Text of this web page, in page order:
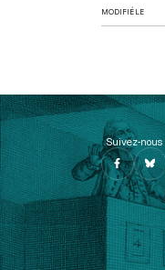
MODIFIÉ LE
Suivez-nous